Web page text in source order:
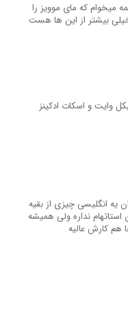
میخوام که مای موویز را
بیشتر از این ها هست
وایت و اسکات ادکینز
یه انگلیسی چیزی از بقیه
نداره ولی همیشه
هم کارش عالیه